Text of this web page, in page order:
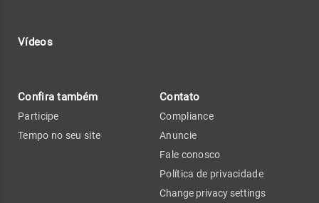
Vídeos
Confira também
Participe
Tempo no seu site
Contato
Compliance
Anuncie
Fale conosco
Política de privacidade
Change privacy settings